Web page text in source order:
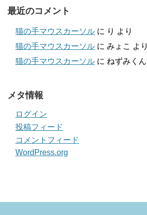
最近のコメント
猫の手マウスカーソル に り より
猫の手マウスカーソル に みょこ より
猫の手マウスカーソル に ねずみくん
メタ情報
ログイン
投稿フィード
コメントフィード
WordPress.org